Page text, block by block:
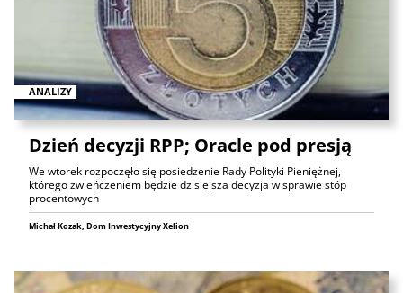
ANALIZY
Dzień decyzji RPP; Oracle pod presją
We wtorek rozpoczęło się posiedzenie Rady Polityki Pieniężnej,
którego zwieńczeniem będzie dzisiejsza decyzja w sprawie stóp
procentowych
Michał Kozak, Dom Inwestycyjny Xelion